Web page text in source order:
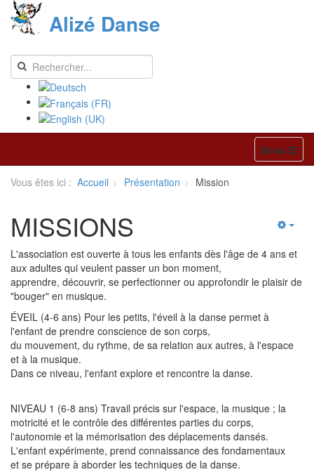
Alizé Danse
Menu
Vous êtes ici : Accueil Présentation Mission
MISSIONS
L'association est ouverte à tous les enfants dès l'âge de 4 ans et
aux adultes qui veulent passer un bon moment,
apprendre, découvrir, se perfectionner ou approfondir le plaisir de
"bouger" en musique.
ÉVEIL (4-6 ans) Pour les petits, l'éveil à la danse permet à
l'enfant de prendre conscience de son corps,
du mouvement, du rythme, de sa relation aux autres, à l'espace
et à la musique.
Dans ce niveau, l'enfant explore et rencontre la danse.
NIVEAU 1 (6-8 ans) Travail précis sur l'espace, la musique ; la
motricité et le contrôle des différentes parties du corps,
l'autonomie et la mémorisation des déplacements dansés.
L'enfant expérimente, prend connaissance des fondamentaux
et se prépare à aborder les techniques de la danse.